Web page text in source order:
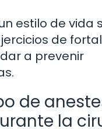
estilo de vida
de
a prevenir
de
la